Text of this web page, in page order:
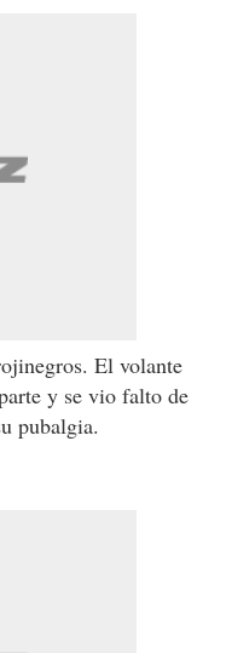
El volante
y se vio falto de
pubalgia.